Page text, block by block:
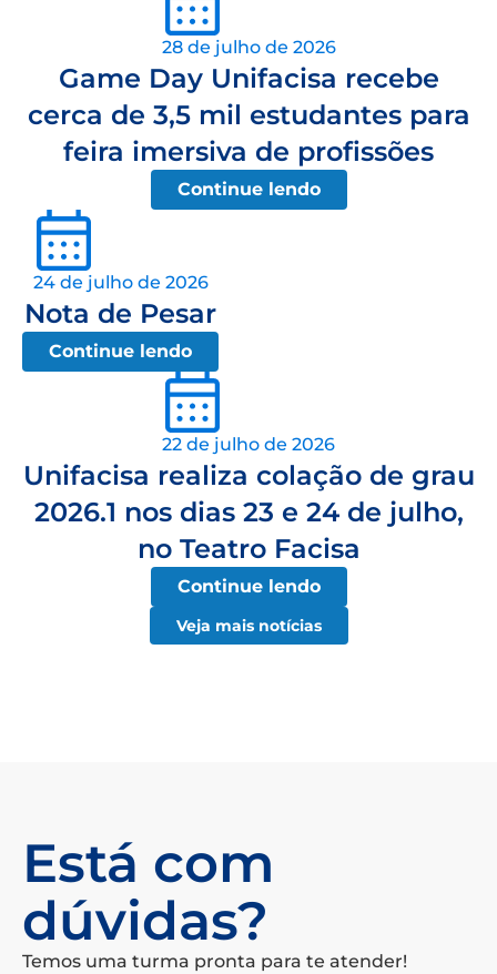
28 de julho de 2026
Game Day Unifacisa recebe
cerca de 3,5 mil estudantes para
feira imersiva de profissões
Continue lendo
24 de julho de 2026
Nota de Pesar
Continue lendo
22 de julho de 2026
Unifacisa realiza colação de grau
2026.1 nos dias 23 e 24 de julho,
no Teatro Facisa
Continue lendo
Veja mais notícias
Está com
dúvidas?
Temos uma turma pronta para te atender!